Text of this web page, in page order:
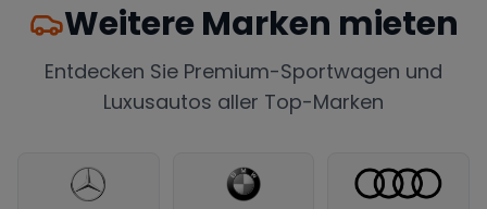
Weitere Marken mieten
Entdecken Sie Premium-Sportwagen und
Luxusautos aller Top-Marken